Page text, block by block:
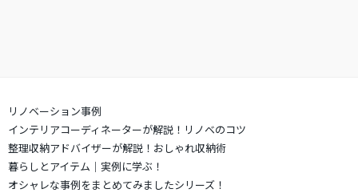
リノベーション事例
インテリアコーディネーターが解説！リノベのコツ
整理収納アドバイザーが解説！おしゃれ収納術
暮らしとアイテム｜実例に学ぶ！
オシャレな事例をまとめてみましたシリーズ！